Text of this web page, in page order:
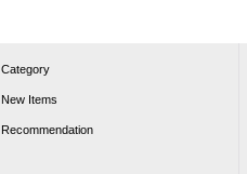
Category
New Items
Recommendation